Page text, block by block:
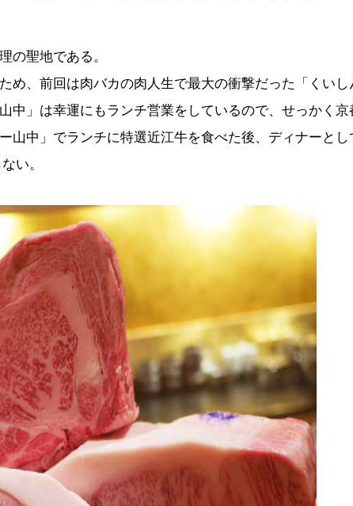
の聖地である。
め、前回は肉バカの肉人生で最大の衝撃だった「くいし
中」は幸運にもランチ営業をしているので、せっかく京
山中」でランチに特選近江牛を食べた後、ディナーとし
い。